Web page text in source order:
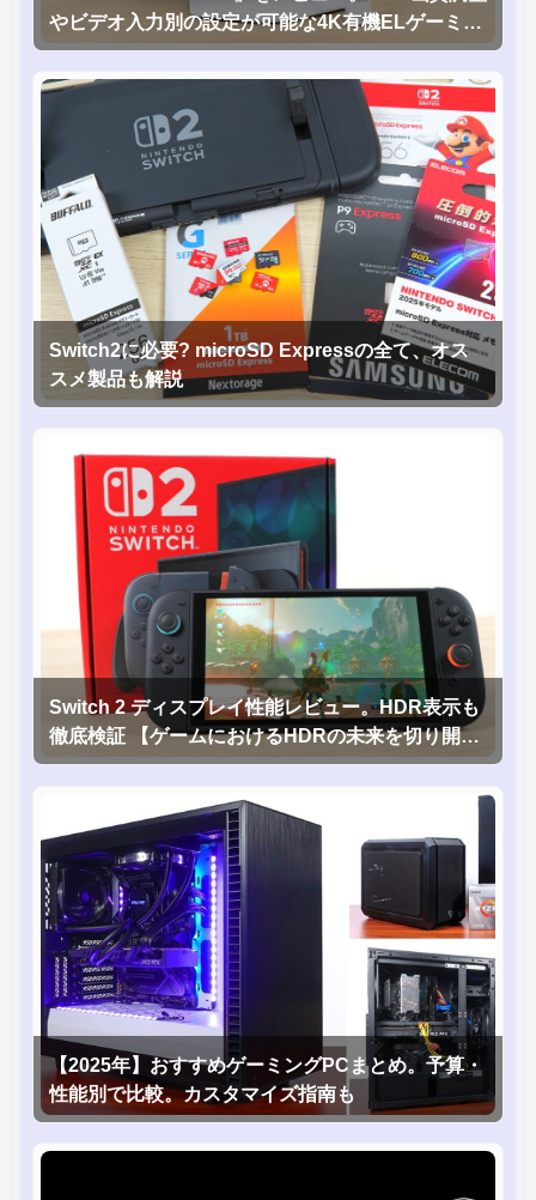
やビデオ入力別の設定が可能な4K有機ELゲーミン
グモニタを徹底検証
Switch2に必要? microSD Expressの全て、オス
スメ製品も解説
Switch 2 ディスプレイ性能レビュー。HDR表示も
徹底検証 【ゲームにおけるHDRの未来を切り開く
1台！】
【2025年】おすすめゲーミングPCまとめ。予算・
性能別で比較。カスタマイズ指南も